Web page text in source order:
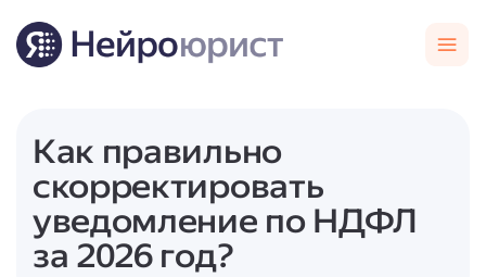
Как правильно
скорректировать
уведомление по НДФЛ
за 2026 год?